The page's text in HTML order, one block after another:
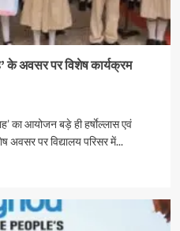
के अवसर पर विशेष कार्यक्रम
का आयोजन बड़े ही हर्षाेल्लास एवं
अवसर पर विद्यालय परिसर में...